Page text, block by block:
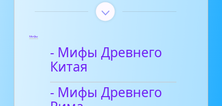
Мифы
- Мифы Древнего
Китая
- Мифы Древнего